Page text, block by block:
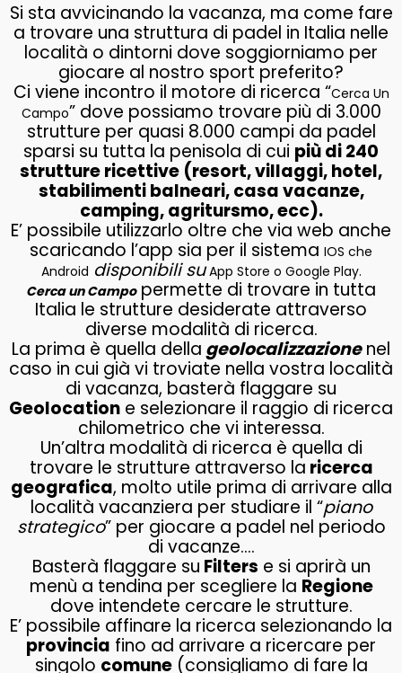
Si sta avvicinando la vacanza, ma come fare
a trovare una struttura di padel in Italia nelle
località o dintorni dove soggiorniamo per
giocare al nostro sport preferito?
Ci viene incontro il motore di ricerca “Cerca Un
Campo” dove possiamo trovare più di 3.000
strutture per quasi 8.000 campi da padel
sparsi su tutta la penisola di cui più di 240
strutture ricettive (resort, villaggi, hotel,
stabilimenti balneari, casa vacanze,
camping, agritursmo, ecc).
E’ possibile utilizzarlo oltre che via web anche
scaricando l’app sia per il sistema IOS che
Android disponibili suApp Store o Google Play.
Cerca un Campopermette di trovare in tutta
Italia le strutture desiderate attraverso
diverse modalità di ricerca.
La prima è quella della geolocalizzazionenel
caso in cui già vi troviate nella vostra località
di vacanza, basterà flaggare su
Geolocation e selezionare il raggio di ricerca
chilometrico che vi interessa.
Un’altra modalità di ricerca è quella di
trovare le strutture attraverso la ricerca
geografica, molto utile prima di arrivare alla
località vacanziera per studiare il “piano
strategico” per giocare a padel nel periodo
di vacanze….
Basterà flaggare su Filters e si aprirà un
menù a tendina per scegliere la Regione
dove intendete cercare le strutture.
E’ possibile affinare la ricerca selezionando la
provincia fino ad arrivare a ricercare per
singolo comune(consigliamo di fare la